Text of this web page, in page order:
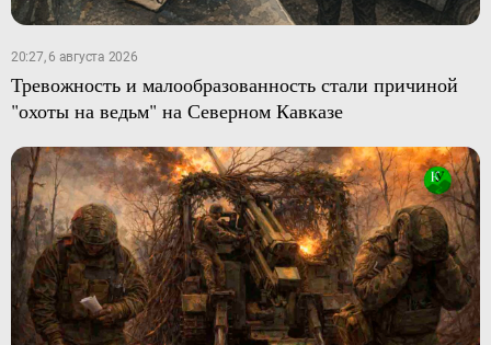
20:27, 6 августа 2026
Тревожность и малообразованность стали причиной
"охоты на ведьм" на Северном Кавказе